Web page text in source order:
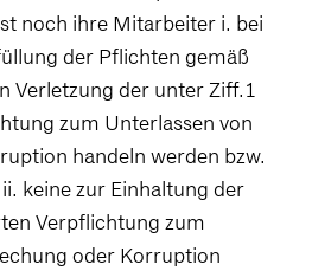
noch ihre Mitarbeiter i. bei
der Pflichten gemäß
Verletzung der unter Ziff.1
zum Unterlassen von
handeln werden bzw.
keine zur Einhaltung der
Verpflichtung zum
oder Korruption